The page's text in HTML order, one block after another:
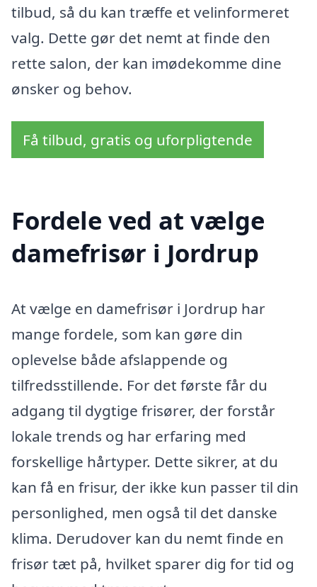
tilbud, så du kan træffe et velinformeret
valg. Dette gør det nemt at finde den
rette salon, der kan imødekomme dine
ønsker og behov.
Få tilbud, gratis og uforpligtende
Fordele ved at vælge
damefrisør i Jordrup
At vælge en damefrisør i Jordrup har
mange fordele, som kan gøre din
oplevelse både afslappende og
tilfredsstillende. For det første får du
adgang til dygtige frisører, der forstår
lokale trends og har erfaring med
forskellige hårtyper. Dette sikrer, at du
kan få en frisur, der ikke kun passer til din
personlighed, men også til det danske
klima. Derudover kan du nemt finde en
frisør tæt på, hvilket sparer dig for tid og